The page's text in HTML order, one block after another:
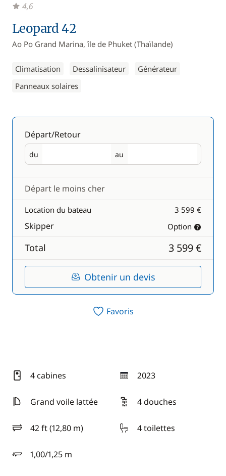
Leopard 42
Ao Po Grand Marina, île de Phuket (Thaïlande)
Climatisation Dessalinisateur
Générateur
Panneaux solaires
4,6
Départ/Retour
du
Départ au
Retour
Départ le moins cher
Location du bateau 3 599 €
Skipper Option
Total 3 599 €
Obtenir un devis
Favoris
4 cabines 2023
année
Grand voile lattée
4 douches
42 ft (12,80 m)
longueur 4 toilettes
1,00/1,25 m
tirant d'eau